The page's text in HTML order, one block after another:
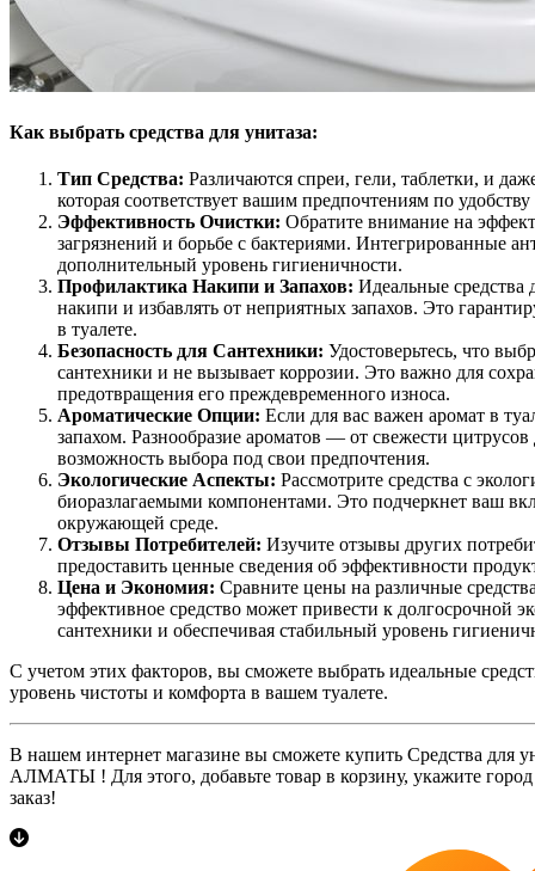
Как выбрать средства для унитаза:
Тип Средства: Различаются спреи, гели, таблетки, и
которая соответствует вашим предпочтениям по
Эффективность Очистки: Обратите внимание на
загрязнений и борьбе с бактериями. Интегрированные
дополнительный уровень гигиеничности.
Профилактика Накипи и Запахов: Идеальные средства
накипи и избавлять от неприятных запахов. Это
в туалете.
Безопасность для Сантехники: Удостоверьтесь, что
сантехники и не вызывает коррозии. Это важно для
предотвращения его преждевременного износа.
Ароматические Опции: Если для вас важен аромат в
запахом. Разнообразие ароматов — от свежести
возможность выбора под свои предпочтения.
Экологические Аспекты: Рассмотрите средства с
биоразлагаемыми компонентами. Это подчеркнет ваш
окружающей среде.
Отзывы Потребителей: Изучите отзывы других
предоставить ценные сведения об эффективности
Цена и Экономия: Сравните цены на различные
эффективное средство может привести к долгосрочной
сантехники и обеспечивая стабильный уровень
С учетом этих факторов, вы сможете выбрать идеальные
уровень чистоты и комфорта в вашем туалете.
В нашем интернет магазине вы сможете купить Средства для
АЛМАТЫ ! Для этого, добавьте товар в корзину, укажите
заказ!